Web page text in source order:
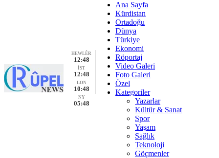
HEWLÊR
12:48
İST
12:48
LON
10:48
NY
05:48
Ana Sayfa
Kürdistan
Ortadoğu
Dünya
Türkiye
Ekonomi
Röportaj
Video Galeri
Foto Galeri
Özel
Kategoriler
Yazarlar
Kültür & Sanat
Spor
Yaşam
Sağlık
Teknoloji
Göçmenler